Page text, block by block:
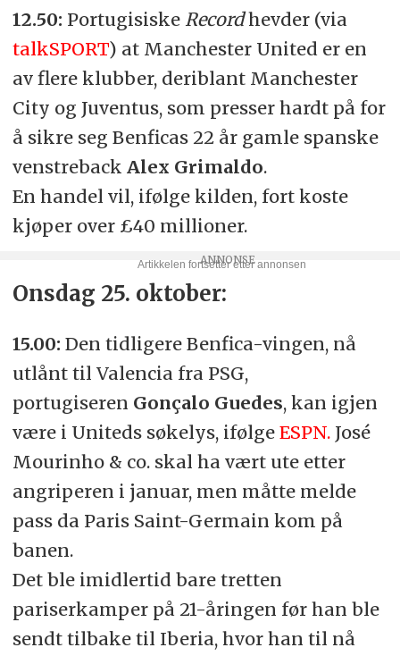
12.50: Portugisiske Recordhevder (via
talkSPORT) at Manchester United er en
av flere klubber, deriblant Manchester
City og Juventus, som presser hardt på for
å sikre seg Benficas 22 år gamle spanske
venstreback Alex Grimaldo.
En handel vil, ifølge kilden, fort koste
kjøper over £40 millioner.
Onsdag 25. oktober:
15.00: Den tidligere Benfica-vingen, nå
utlånt til Valencia fra PSG,
portugiseren Gonçalo Guedes, kan igjen
være i Uniteds søkelys, ifølge ESPN.José
Mourinho & co. skal ha vært ute etter
angriperen i januar, men måtte melde
pass da Paris Saint-Germain kom på
banen.
Det ble imidlertid bare tretten
pariserkamper på 21-åringen før han ble
sendt tilbake til Iberia, hvor han til nå